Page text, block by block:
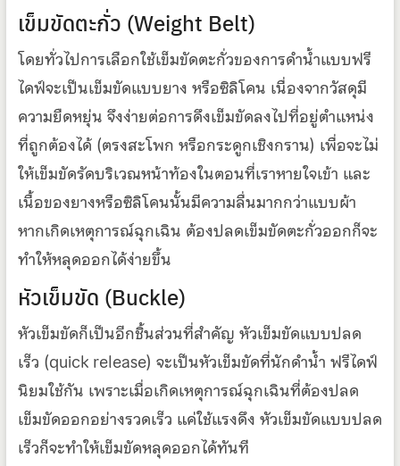
เข็มขัดตะกั่ว (Weight Belt)
โดยทั่วไปการเลือกใช้เข็มขัดตะกั่วของการดำน้ำแบบฟรี
ไดฟ์จะเป็นเข็มขัดแบบยาง หรือซิลิโคน เนื่องจากวัสดุมี
ความยืดหยุ่น จึงง่ายต่อการดึงเข็มขัดลงไปที่อยู่ตำแหน่ง
ที่ถูกต้องได้ (ตรงสะโพก หรือกระดูกเชิงกราน) เพื่อจะไม่
ให้เข็มขัดรัดบริเวณหน้าท้องในตอนที่เราหายใจเข้า และ
เนื้อของยางหรือซิลิโคนนั้นมีความลื่นมากกว่าแบบผ้า
หากเกิดเหตุการณ์ฉุกเฉิน ต้องปลดเข็มขัดตะกั่วออกก็จะ
ทำให้หลุดออกได้ง่ายขึ้น
หัวเข็มขัด (Buckle)
หัวเข็มขัดก็เป็นอีกชิ้นส่วนที่สำคัญ หัวเข็มขัดแบบปลด
เร็ว (quick release) จะเป็นหัวเข็มขัดที่นักดำน้ำ ฟรีไดฟ์
นิยมใช้กัน เพราะเมื่อเกิดเหตุการณ์ฉุกเฉินที่ต้องปลด
เข็มขัดออกอย่างรวดเร็ว แค่ใช้แรงดึง หัวเข็มขัดแบบปลด
เร็วก็จะทำให้เข็มขัดหลุดออกได้ทันที